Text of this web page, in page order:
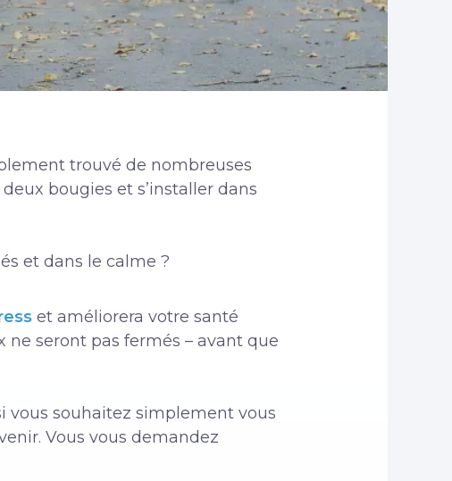
trouvé de nombreuses
bougies et s’installer dans
et dans le calme ?
et améliorera votre santé
ne seront pas fermés – avant que
vous souhaitez simplement vous
Vous vous demandez